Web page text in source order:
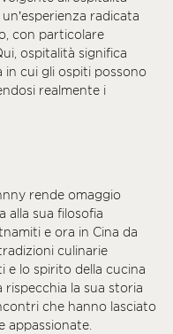
radicata
con particolare
ospitalità significa
in cui gli ospiti possono
realmente i
rende omaggio
alla sua filosofia
e ora in Cina da
culinarie
e lo spirito della cucina
la sua storia
che hanno lasciato
appassionate.